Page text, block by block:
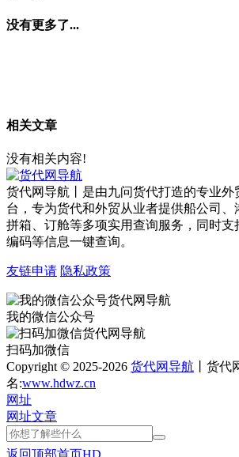
没有更多了...
相关文章
没有相关内容!
货代网导航丨是由九问货代打造的专业外
台，专为货代和外贸从业者提供船公司、
拼箱、订舱等多项实用查询服务，同时支
编码等信息一键查询。
友链申请 隐私政策
我的微信公众号
扫码加微信
Copyright © 2025-2026 货代网导航 丨货
名:www.hdwz.cn
网址
网址文章